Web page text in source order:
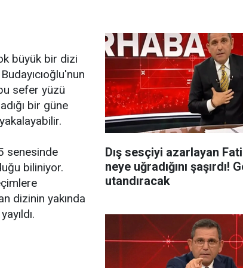
büyük bir dizi
sefer yüzü
bir güne
senesinde
biliniyor.
dizinin yakında
Dış sesçiyi azarlayan
neye uğradığını şaşırdı!
utandıracak